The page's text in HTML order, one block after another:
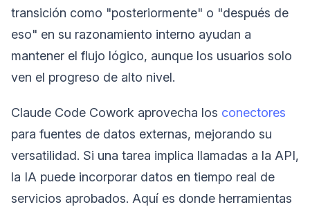
transición como "posteriormente" o "después de
eso" en su razonamiento interno ayudan a
mantener el flujo lógico, aunque los usuarios solo
ven el progreso de alto nivel.
Claude Code Cowork aprovecha los conectores
para fuentes de datos externas, mejorando su
versatilidad. Si una tarea implica llamadas a la API,
la IA puede incorporar datos en tiempo real de
servicios aprobados. Aquí es donde herramientas